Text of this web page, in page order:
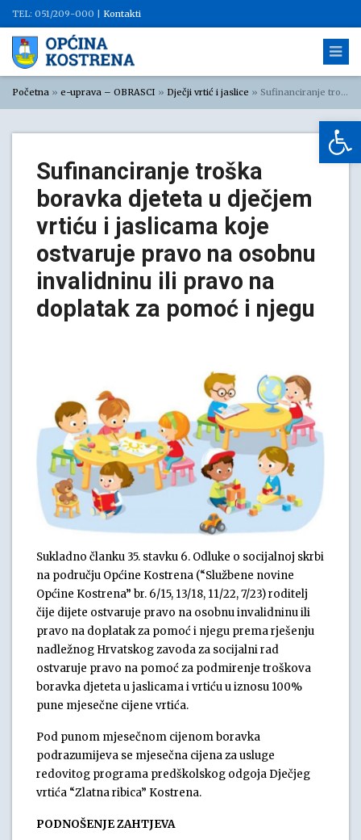
TEL: 051/209-000 | Kontakti
Početna » e-uprava – OBRASCI » Dječji vrtić i jaslice » Sufinanciranje troška boravka djeteta u dječjem vrtiću i jaslicama koje ostvaruje pravo na osobnu invalidninu ili pravo na doplatak za pomoć i njegu
Sufinanciranje troška
boravka djeteta u dječjem
vrtiću i jaslicama koje
ostvaruje pravo na osobnu
invalidninu ili pravo na
doplatak za pomoć i njegu
Sukladno članku 35. stavku 6. Odluke o socijalnoj skrbi
na području Općine Kostrena (“Službene novine
Općine Kostrena” br. 6/15, 13/18, 11/22, 7/23) roditelj
čije dijete ostvaruje pravo na osobnu invalidninu ili
pravo na doplatak za pomoć i njegu prema rješenju
nadležnog Hrvatskog zavoda za socijalni rad
ostvaruje pravo na pomoć za podmirenje troškova
boravka djeteta u jaslicama i vrtiću u iznosu 100%
pune mjesečne cijene vrtića.
Pod punom mjesečnom cijenom boravka
podrazumijeva se mjesečna cijena za usluge
redovitog programa predškolskog odgoja Dječjeg
vrtića “Zlatna ribica” Kostrena.
PODNOŠENJE ZAHTJEVA